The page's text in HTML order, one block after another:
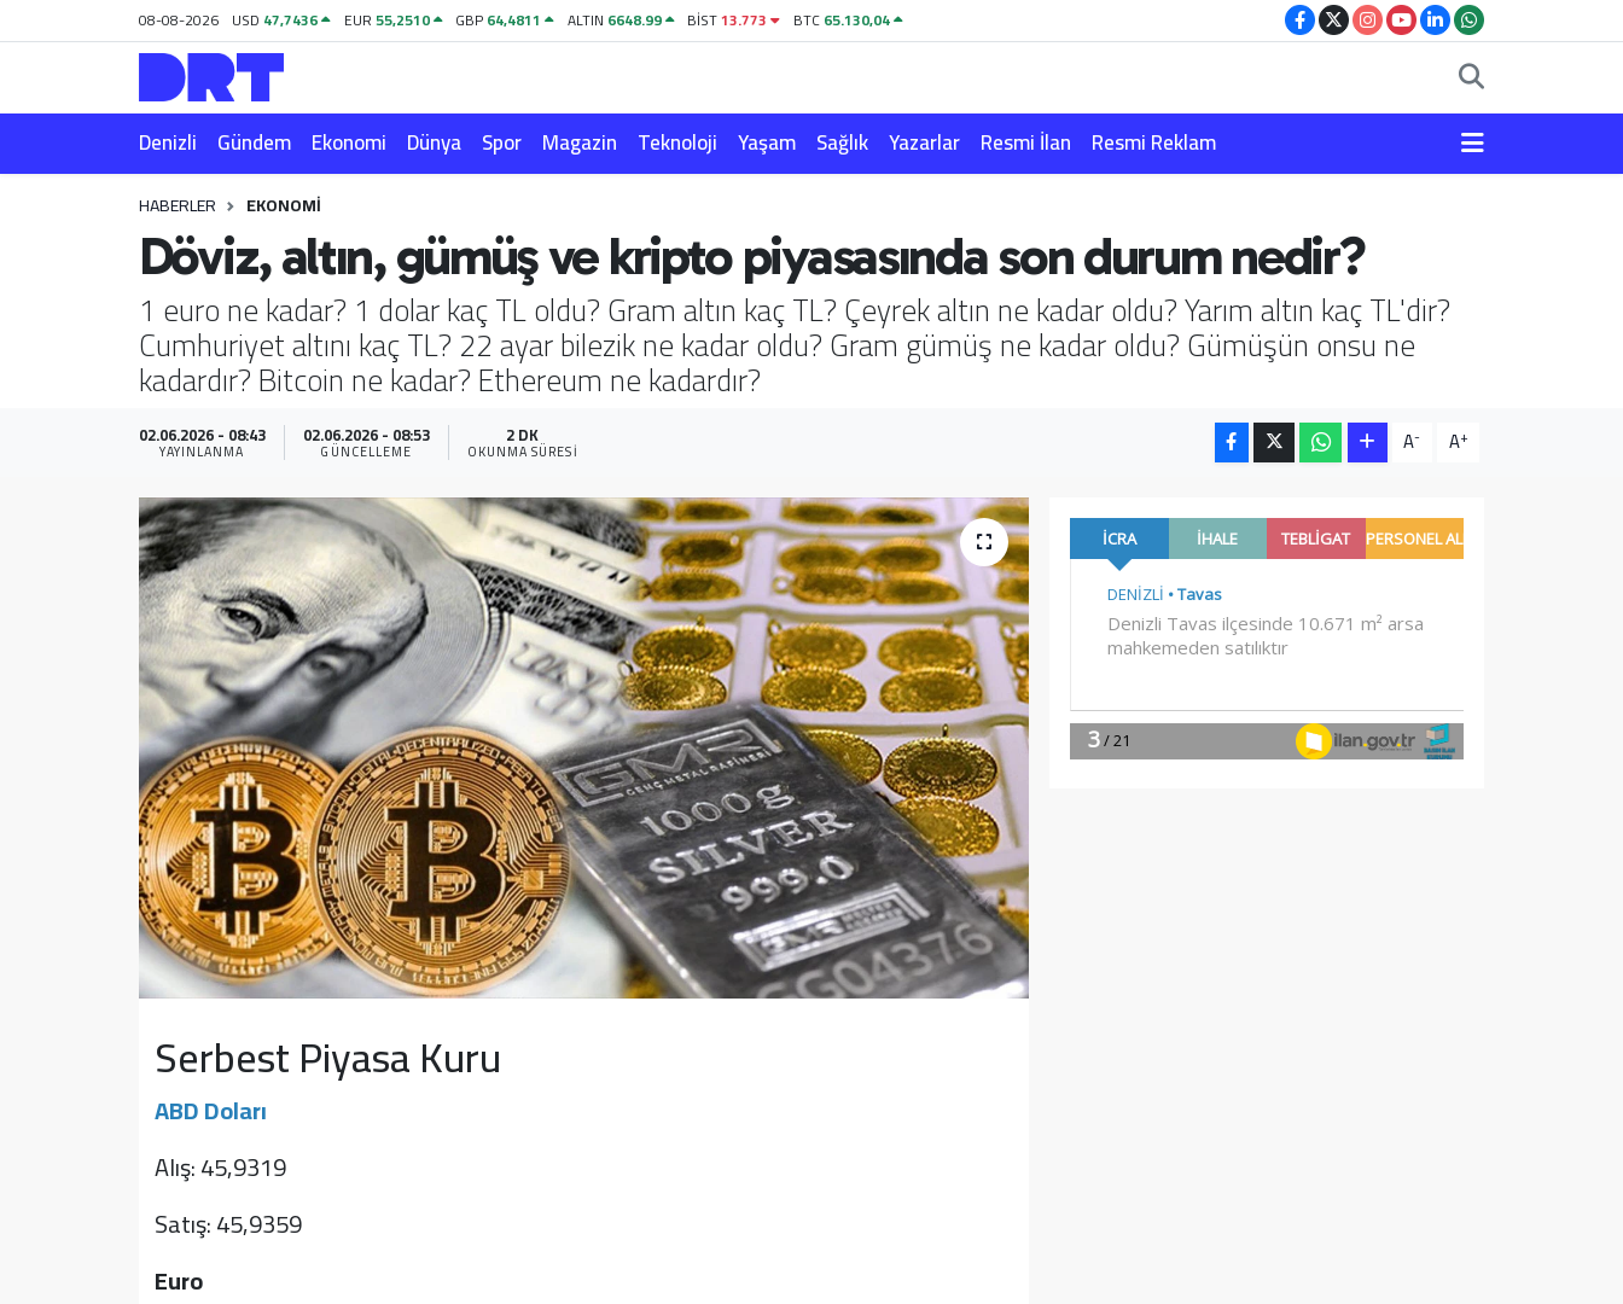
08-08-2026 USD 47,7436 EUR55,2510 GBP64,4811 ALTIN 6648.99 BİST13.773 BTC65.130,04
Denizli Gündem Ekonomi Dünya Spor Magazin Teknoloji Yaşam Sağlık Yazarlar Resmi İlan Resmi Reklam
HABERLER EKONOMI
Döviz, altın, gümüş ve kripto piyasasında son durum nedir?
1 euro ne kadar? 1 dolar kaç TL oldu? Gram altın kaç TL? Çeyrek altın ne kadar oldu? Yarım altın kaç TL'dir?
Cumhuriyet altını kaç TL? 22 ayar bilezik ne kadar oldu? Gram gümüş ne kadar oldu? Gümüşün onsu ne
kadardır? Bitcoin ne kadar? Ethereum ne kadardır?
02.06.2026 - 08:43
YAYINLANMA
02.06.2026 - 08:53
GÜNCELLEME
2 DK
OKUNMA SÜRESI A- A+
Serbest Piyasa Kuru
ABD Doları
Alış: 45,9319
Satış: 45,9359
Euro
Gündem
Ekonomi
Magazin
Yazarlar
Resmi İlan
Resmi Reklam
Hava Durumu
Trafik Durumu
Puan Durumu ve Fikstür
Tüm Manşetler
Son Dakika Haberleri
Haber Arşivi